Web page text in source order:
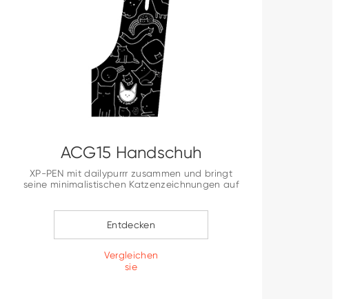
ACG15 Handschuh
XP-PEN mit dailypurrr zusammen und bringt
seine minimalistischen Katzenzeichnungen auf
Entdecken
Vergleichen
sie